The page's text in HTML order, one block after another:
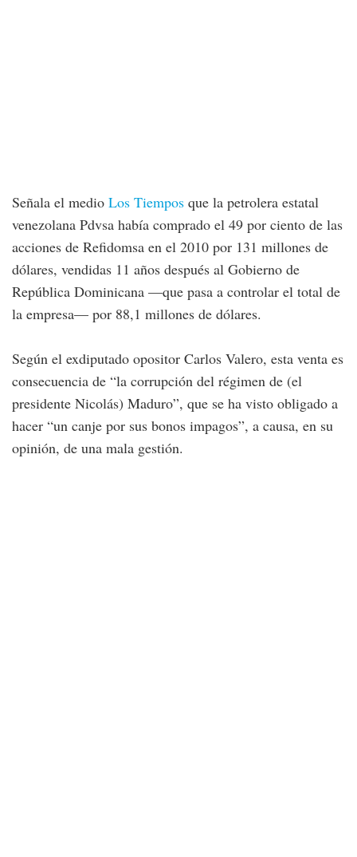
Señala el medio Los Tiempos que la petrolera estatal
venezolana Pdvsa había comprado el 49 por ciento de las
acciones de Refidomsa en el 2010 por 131 millones de
dólares, vendidas 11 años después al Gobierno de
República Dominicana —que pasa a controlar el total de
la empresa— por 88,1 millones de dólares.
Según el exdiputado opositor Carlos Valero, esta venta es
consecuencia de “la corrupción del régimen de (el
presidente Nicolás) Maduro”, que se ha visto obligado a
hacer “un canje por sus bonos impagos”, a causa, en su
opinión, de una mala gestión.